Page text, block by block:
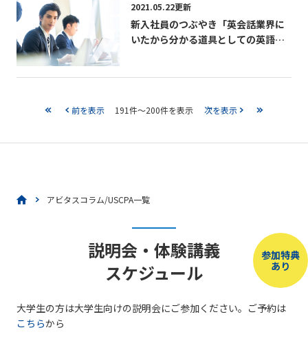
2021.05.22更新
新入社員のつぶやき「英会話業界に
いたから分かる道具としての英語と
前を表示 191件～200件を表示 次を表示
アビタスコラム/USCPA一覧
参加特典
あり
説明会・体験講義
スケジュール
大学生の方は大学生向けの説明会にご参加ください。ご予約は
こちらから